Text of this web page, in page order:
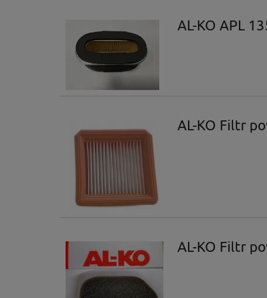
AL-KO APL
AL-KO Filtr
AL-KO Filtr